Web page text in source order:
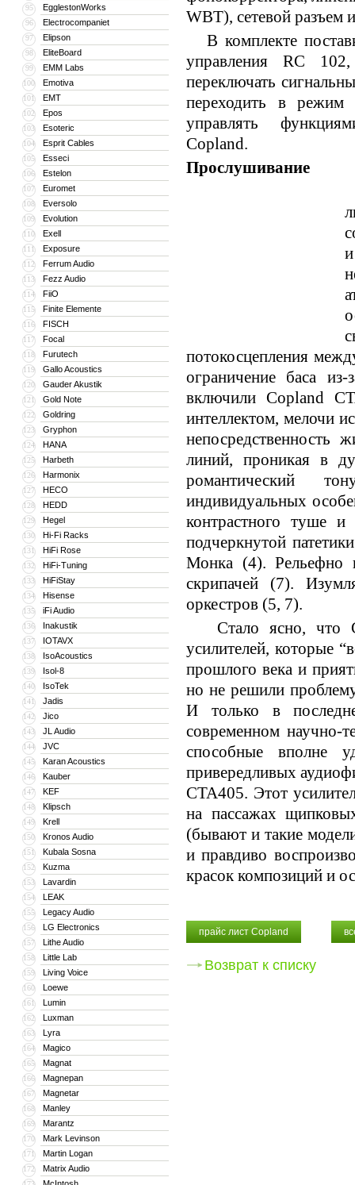
95 EgglestonWorks
96 Electrocompaniet
97 Elipson
98 EliteBoard
99 EMM Labs
100 Emotiva
101 EMT
102 Epos
103 Esoteric
104 Esprit Cables
105 Esseci
106 Estelon
107 Euromet
108 Eversolo
109 Evolution
110 Exell
111 Exposure
112 Ferrum Audio
113 Fezz Audio
114 FiiO
115 Finite Elemente
116 FISCH
117 Focal
118 Furutech
119 Gallo Acoustics
120 Gauder Akustik
121 Gold Note
122 Goldring
123 Gryphon
124 HANA
125 Harbeth
126 Harmonix
127 HECO
128 HEDD
129 Hegel
130 Hi-Fi Racks
131 HiFi Rose
132 HiFi-Tuning
133 HiFiStay
134 Hisense
135 iFi Audio
136 Inakustik
137 IOTAVX
138 IsoAcoustics
139 Isol-8
140 IsoTek
141 Jadis
142 Jico
143 JL Audio
144 JVC
145 Karan Acoustics
146 Kauber
147 KEF
148 Klipsch
149 Krell
150 Kronos Audio
151 Kubala Sosna
152 Kuzma
153 Lavardin
154 LEAK
155 Legacy Audio
156 LG Electronics
157 Lithe Audio
158 Little Lab
159 Living Voice
160 Loewe
161 Lumin
162 Luxman
163 Lyra
164 Magico
165 Magnat
166 Magnepan
167 Magnetar
168 Manley
169 Marantz
170 Mark Levinson
171 Martin Logan
172 Matrix Audio
WBT), сетевой разъем
В комплекте
управления RC
переключать
переходить в
управлять
Copland.
Прослушивание
потокосцепления
ограничение баса
включили Copland
интеллектом, мелочи
непосредственность
линий, проникая в
романтический
индивидуальных
контрастного туше
подчеркнутой
Монка (4). Рельефно и
скрипачей (7).
оркестров (5, 7).
Стало ясно, что
усилителей, которые
прошлого века и
но не решили
И только в
современном научно-
способные вполне
привередливых
CTA405. Этот
на пассажах
(бывают и такие
и правдиво
красок композиций и
прайс лист Copland
Возврат к списку